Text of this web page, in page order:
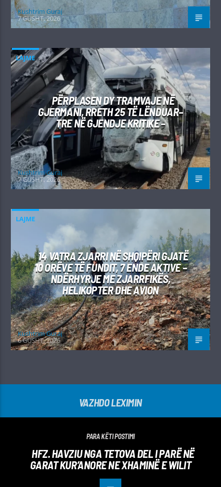
Kushtrim Guraj
7 GUSHT, 2026
LAJME
PËRPLASEN DY TRAMVAJE NË
GJERMANI, RRETH 25 TË LËNDUAR–
TRE NË GJENDJE KRITIKE –
Kushtrim Guraj
7 GUSHT, 2026
LAJME
14 VATRA ZJARRI NË SHQIPËRI GJATË
10 ORËVE TË FUNDIT, 7 ENDE AKTIVE –
NDËRHYRJE ME ZJARRFIKËS,
HELIKOPTER DHE AVION
Kushtrim Guraj
6 GUSHT, 2026
VAZHDO LEXIMIN
PARA KËTI POSTIMI
HFZ. HAVZIU NGA TETOVA DEL I PARË NË
GARAT KUR’ANORE NE XHAMINË E WILIT